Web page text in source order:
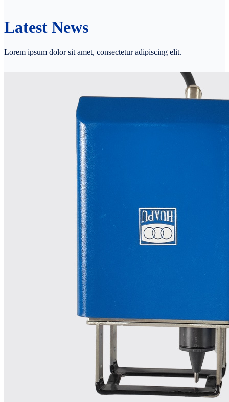
Latest News
Lorem ipsum dolor sit amet, consectetur adipiscing elit.